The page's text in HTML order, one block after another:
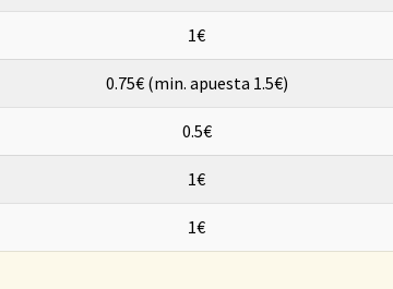
1€
0.75€ (min. apuesta 1.5€)
0.5€
1€
1€